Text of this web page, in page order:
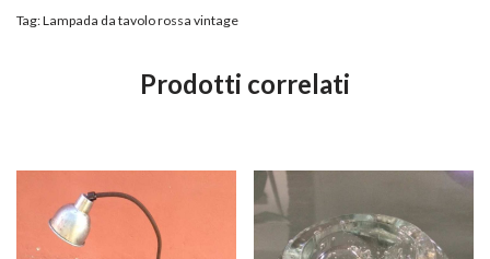
Tag:Lampada da tavolo rossa vintage
Prodotti correlati